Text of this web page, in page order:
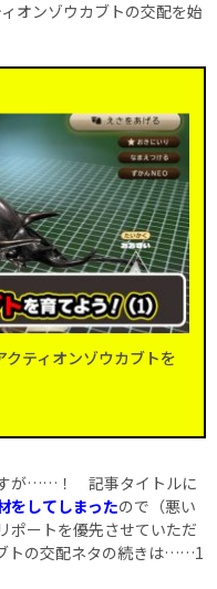
オンゾウカブトの交配を始
ティオンゾウカブトを
が……！ 記事タイトルに
をしてしまったので（悪い
ポートを優先させていただ
トの交配ネタの続きは……1